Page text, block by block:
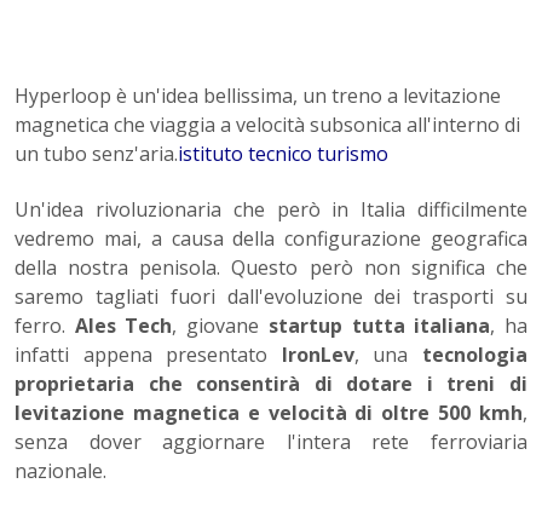
Hyperloop è un'idea bellissima, un treno a levitazione
magnetica che viaggia a velocità subsonica all'interno di
un tubo senz'aria.istituto tecnico turismo
Un'idea rivoluzionaria che però in Italia difficilmente
vedremo mai, a causa della configurazione geografica
della nostra penisola. Questo però non significa che
saremo tagliati fuori dall'evoluzione dei trasporti su
ferro. Ales Tech, giovane startup tutta italiana, ha
infatti appena presentato IronLev, una tecnologia
proprietaria che consentirà di dotare i treni di
levitazione magnetica e velocità di oltre 500 kmh,
senza dover aggiornare l'intera rete ferroviaria
nazionale.